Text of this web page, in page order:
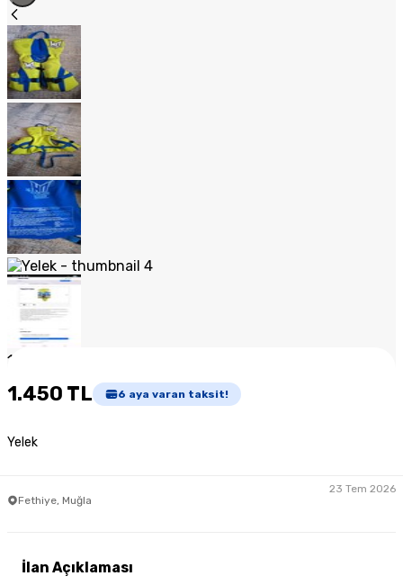
1
1.450 TL 6 aya varan taksit!
Yelek
Fethiye, Muğla
23 Tem 2026
İlan Açıklaması